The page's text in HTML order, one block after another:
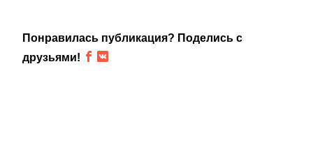
Понравилась публикация? Поделись с
друзьями!